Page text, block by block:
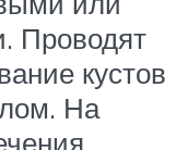
Проводят
кустов
На